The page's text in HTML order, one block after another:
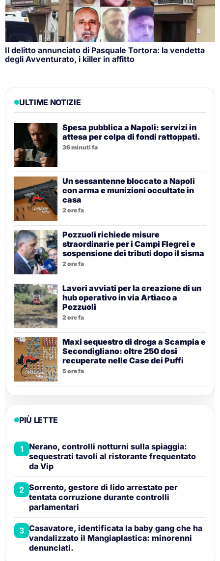
Il delitto annunciato di Pasquale Tortora: la vendetta
degli Avventurato, i killer in affitto
ULTIME NOTIZIE
Spesa pubblica a Napoli: servizi in
attesa per colpa di fondi rattoppati.
36 minuti fa
Un sessantenne bloccato a Napoli
con arma e munizioni occultate in
casa
2 ore fa
Pozzuoli richiede misure
straordinarie per i Campi Flegrei e
sospensione dei tributi dopo il sisma
2 ore fa
Lavori avviati per la creazione di un
hub operativo in via Artiaco a
Pozzuoli
2 ore fa
Maxi sequestro di droga a Scampia e
Secondigliano: oltre 250 dosi
recuperate nelle Case dei Puffi
5 ore fa
PIÙ LETTE
1
Nerano, controlli notturni sulla spiaggia:
sequestrati tavoli al ristorante frequentato
da Vip
2 Sorrento, gestore di lido arrestato per
tentata corruzione durante controlli
parlamentari
3 Casavatore, identificata la baby gang che ha
vandalizzato il Mangiaplastica: minorenni
denunciati.